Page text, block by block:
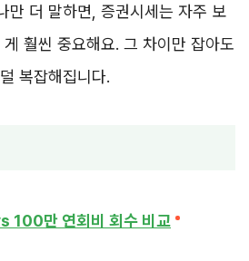
만 더 말하면, 증권시세는 자주 보
훨씬 중요해요. 그 차이만 잡아도
복잡해집니다.
100만 연회비 회수 비교